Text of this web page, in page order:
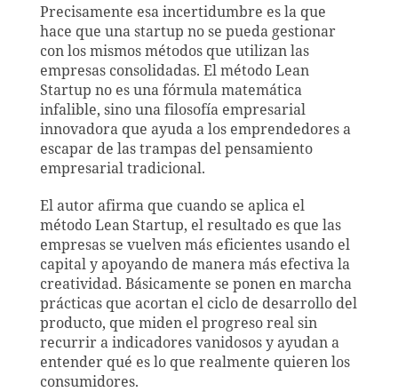
Precisamente esa incertidumbre es la que
hace que una startup no se pueda gestionar
con los mismos métodos que utilizan las
empresas consolidadas. El método Lean
Startup no es una fórmula matemática
infalible, sino una filosofía empresarial
innovadora que ayuda a los emprendedores a
escapar de las trampas del pensamiento
empresarial tradicional.
El autor afirma que cuando se aplica el
método Lean Startup, el resultado es que las
empresas se vuelven más eficientes usando el
capital y apoyando de manera más efectiva la
creatividad. Básicamente se ponen en marcha
prácticas que acortan el ciclo de desarrollo del
producto, que miden el progreso real sin
recurrir a indicadores vanidosos y ayudan a
entender qué es lo que realmente quieren los
consumidores.